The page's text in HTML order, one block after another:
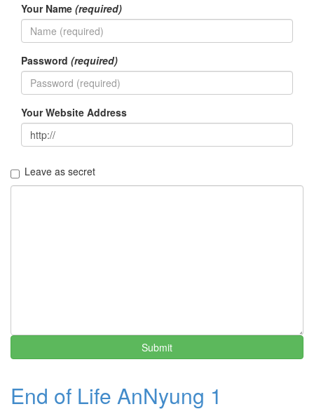
Your Name (required)
Password (required)
Your Website Address
Leave as secret
Submit
End of Life AnNyung 1